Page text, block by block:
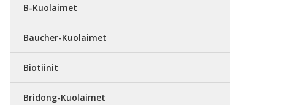
B-Kuolaimet
Baucher-Kuolaimet
Biotiinit
Bridong-Kuolaimet